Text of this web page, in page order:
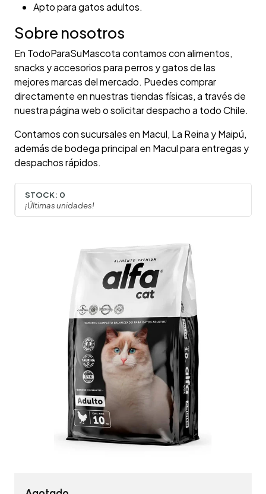
Apto para gatos adultos.
Sobre nosotros
En TodoParaSuMascota contamos con alimentos,
snacks y accesorios para perros y gatos de las
mejores marcas del mercado. Puedes comprar
directamente en nuestras tiendas físicas, a través de
nuestra página web o solicitar despacho a todo Chile.
Contamos con sucursales en Macul, La Reina y Maipú,
además de bodega principal en Macul para entregas y
despachos rápidos.
STOCK: 0
¡Últimas unidades!